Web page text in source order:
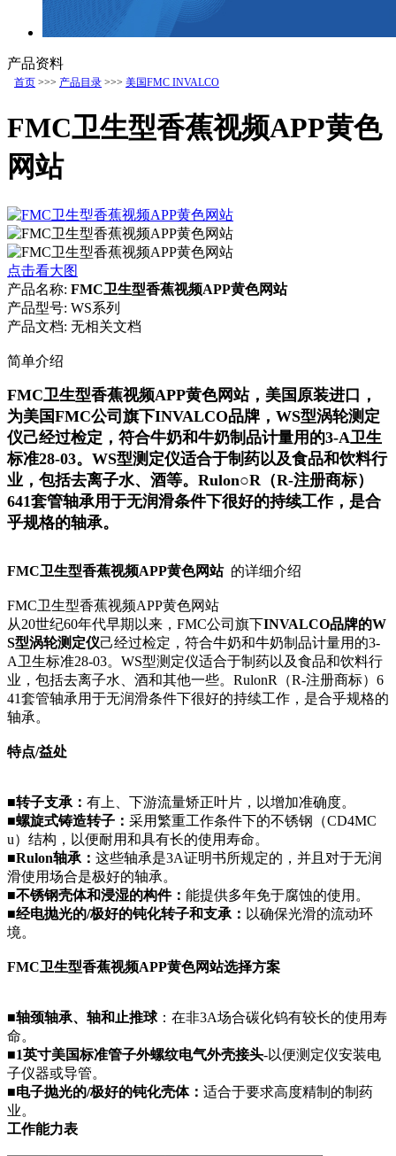
产品资料
首页 >>> 产品目录 >>> 美国FMC INVALCO
FMC卫生型香蕉视频APP黄色
网站
点击看大图
产品名称: FMC卫生型香蕉视频APP黄色网站
产品型号: WS系列
产品文档: 无相关文档
简单介绍
FMC卫生型香蕉视频APP黄色网站，美国原装进口，
为美国FMC公司旗下INVALCO品牌，WS型涡轮测定
仪己经过检定，符合牛奶和牛奶制品计量用的3-A卫生
标准28-03。WS型测定仪适合于制药以及食品和饮料行
业，包括去离子水、酒等。Rulon○R（R-注册商标）
641套管轴承用于无润滑条件下很好的持续工作，是合
乎规格的轴承。
FMC卫生型香蕉视频APP黄色网站 的详细介绍
FMC卫生型香蕉视频APP黄色网站
从20世纪60年代早期以来，FMC公司旗下INVALCO品牌的W
S型涡轮测定仪己经过检定，符合牛奶和牛奶制品计量用的3-
A卫生标准28-03。WS型测定仪适合于制药以及食品和饮料行
业，包括去离子水、酒和其他一些。RulonR （R-注册商标）6
41套管轴承用于无润滑条件下很好的持续工作，是合乎规格的
轴承。
特点/益处
■转子支承： 有上、下游流量矫正叶片，以增加准确度。
■螺旋式铸造转子： 采用繁重工作条件下的不锈钢（CD4MC
u）结构，以便耐用和具有长的使用寿命。
■Rulon轴承： 这些轴承是3A证明书所规定的，并且对于无润
滑使用场合是极好的轴承。
■不锈钢壳体和浸湿的构件： 能提供多年免于腐蚀的使用。
■经电抛光的/极好的钝化转子和支承： 以确保光滑的流动环
境。
FMC卫生型香蕉视频APP黄色网站选择方案
■轴颈轴承、轴和止推球：在非3A场合碳化钨有较长的使用寿
命。
■1英寸美国标准管子外螺纹电气外壳接头-以便测定仪安装电
子仪器或导管。
■电子抛光的/极好的钝化壳体： 适合于要求高度精制的制药
业。
工作能力表